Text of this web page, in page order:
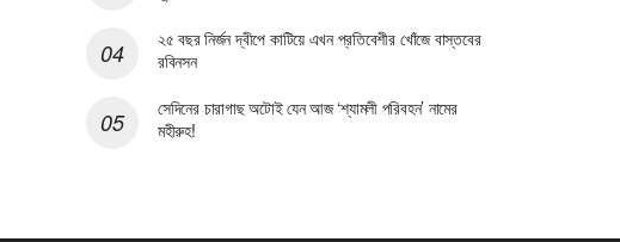
২৫ বছর নির্জন দ্বীপে কাটিয়ে এখন প্রতিবেশীর খোঁজে বাস্তবের
রবিনসন
সেদিনের চারাগাছ অটোই যেন আজ ‘শ্যামলী পরিবহন’ নামের
মহীরুহ!